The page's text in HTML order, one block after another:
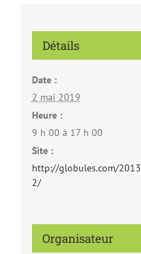
Détails
Date :
2 mai 2019
Heure :
9 h 00 à 17 h 00
Site :
http://globules.com/
2/
Organisateur